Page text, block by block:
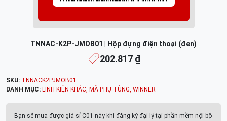
TNNAC-K2P-JMOB01 | Hộp đựng điện thoại (đen)
202.817 ₫
SKU: TNNACK2PJMOB01
DANH MỤC: LINH KIỆN KHÁC, MÃ PHỤ TÙNG, WINNER
Bạn sẽ mua được giá sỉ C01 này khi đăng ký đại lý tại phần mềm nội bộ